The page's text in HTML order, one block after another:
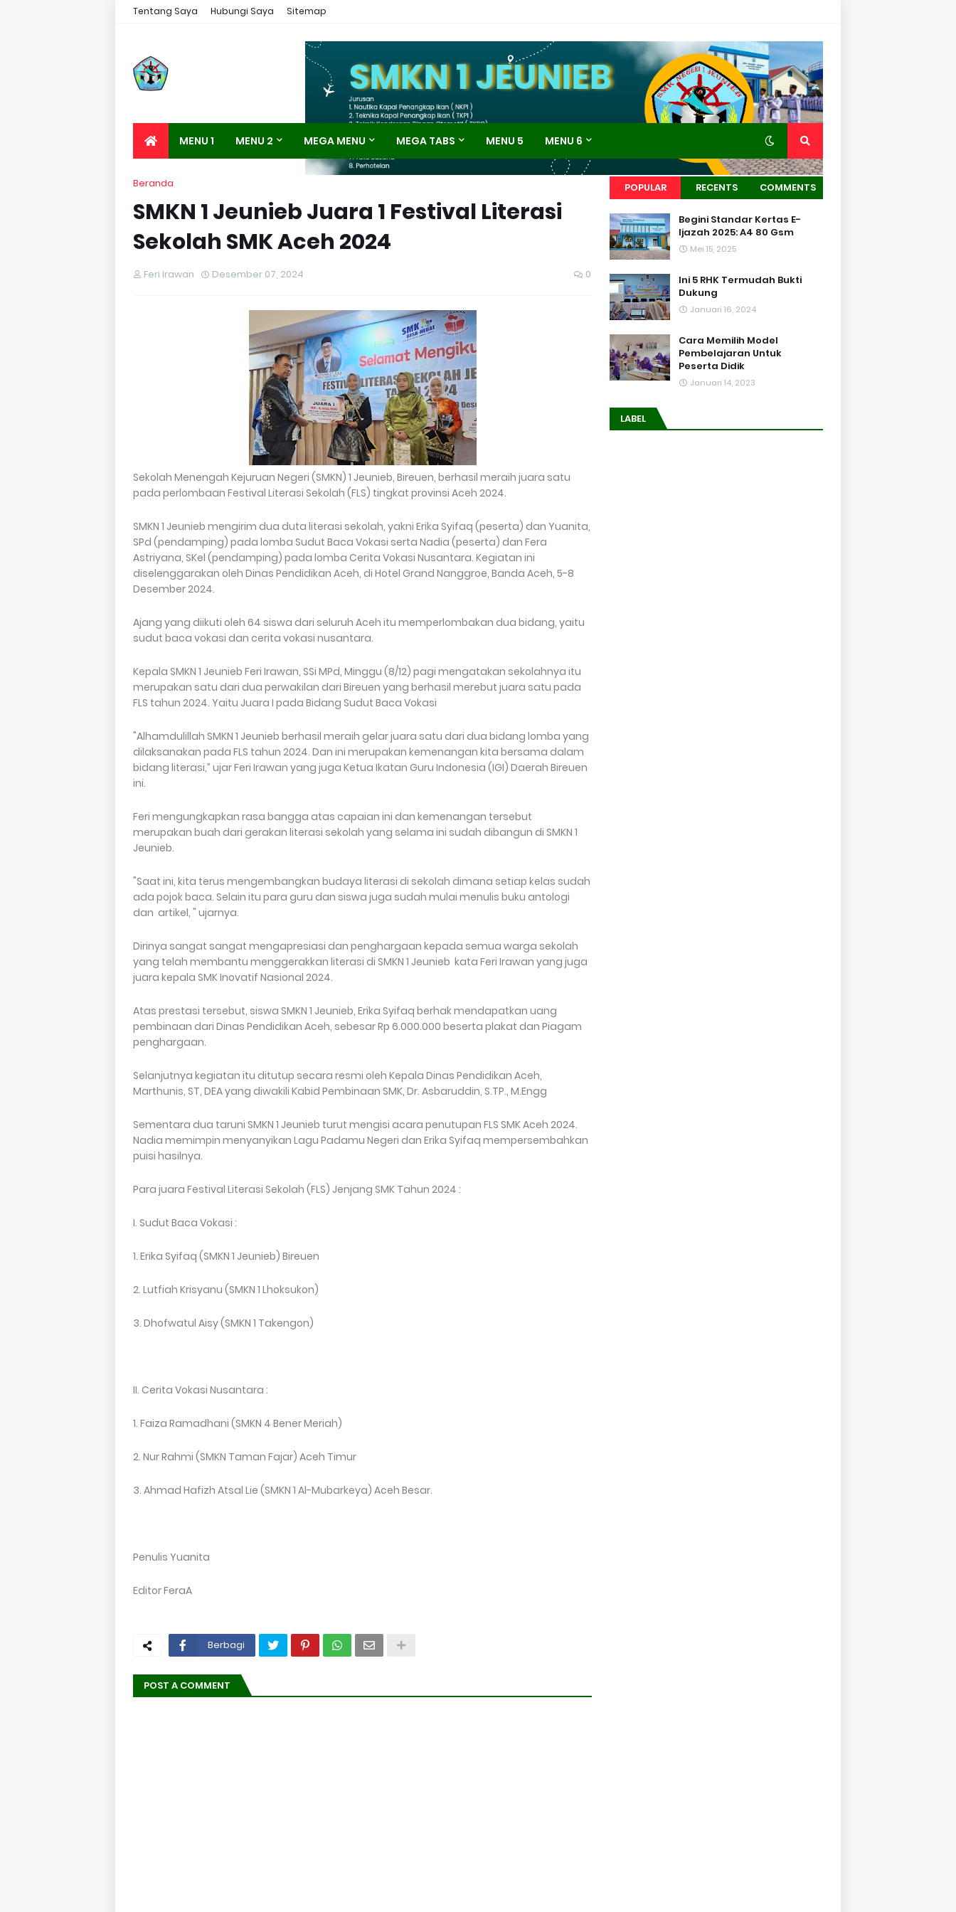
Tentang Saya Hubungi Saya Sitemap
MENU 1 MENU 2 MEGA MENU MEGA TABS MENU 5 MENU 6
Beranda
SMKN 1 Jeunieb Juara 1 Festival Literasi
Sekolah SMK Aceh 2024
Feri Irawan Desember 07, 2024 0
Sekolah Menengah Kejuruan Negeri (SMKN) 1 Jeunieb, Bireuen, berhasil meraih juara satu
pada perlombaan Festival Literasi Sekolah (FLS) tingkat provinsi Aceh 2024.
SMKN 1 Jeunieb mengirim dua duta literasi sekolah, yakni Erika Syifaq (peserta) dan Yuanita,
SPd (pendamping) pada lomba Sudut Baca Vokasi serta Nadia (peserta) dan Fera
Astriyana, SKel (pendamping) pada lomba Cerita Vokasi Nusantara. Kegiatan ini
diselenggarakan oleh Dinas Pendidikan Aceh, di Hotel Grand Nanggroe, Banda Aceh, 5-8
Desember 2024.
Ajang yang diikuti oleh 64 siswa dari seluruh Aceh itu memperlombakan dua bidang, yaitu
sudut baca vokasi dan cerita vokasi nusantara.
Kepala SMKN 1 Jeunieb Feri Irawan, SSi MPd, Minggu (8/12) pagi mengatakan sekolahnya itu
merupakan satu dari dua perwakilan dari Bireuen yang berhasil merebut juara satu pada
FLS tahun 2024. Yaitu Juara I pada Bidang Sudut Baca Vokasi
"Alhamdulillah SMKN 1 Jeunieb berhasil meraih gelar juara satu dari dua bidang lomba yang
dilaksanakan pada FLS tahun 2024. Dan ini merupakan kemenangan kita bersama dalam
bidang literasi,” ujar Feri Irawan yang juga Ketua Ikatan Guru Indonesia (IGI) Daerah Bireuen
ini.
Feri mengungkapkan rasa bangga atas capaian ini dan kemenangan tersebut
merupakan buah dari gerakan literasi sekolah yang selama ini sudah dibangun di SMKN 1
Jeunieb.
"Saat ini, kita terus mengembangkan budaya literasi di sekolah dimana setiap kelas sudah
ada pojok baca. Selain itu para guru dan siswa juga sudah mulai menulis buku antologi
dan artikel, " ujarnya.
Dirinya sangat sangat mengapresiasi dan penghargaan kepada semua warga sekolah
yang telah membantu menggerakkan literasi di SMKN 1 Jeunieb kata Feri Irawan yang juga
juara kepala SMK Inovatif Nasional 2024.
Atas prestasi tersebut, siswa SMKN 1 Jeunieb, Erika Syifaq berhak mendapatkan uang
pembinaan dari Dinas Pendidikan Aceh, sebesar Rp 6.000.000 beserta plakat dan Piagam
penghargaan.
Selanjutnya kegiatan itu ditutup secara resmi oleh Kepala Dinas Pendidikan Aceh,
Marthunis, ST, DEA yang diwakili Kabid Pembinaan SMK, Dr. Asbaruddin, S.TP., M.Engg
Sementara dua taruni SMKN 1 Jeunieb turut mengisi acara penutupan FLS SMK Aceh 2024.
Nadia memimpin menyanyikan Lagu Padamu Negeri dan Erika Syifaq mempersembahkan
puisi hasilnya.
Para juara Festival Literasi Sekolah (FLS) Jenjang SMK Tahun 2024 :
I. Sudut Baca Vokasi :
1. Erika Syifaq (SMKN 1 Jeunieb) Bireuen
2. Lutfiah Krisyanu (SMKN 1 Lhoksukon)
3. Dhofwatul Aisy (SMKN 1 Takengon)
II. Cerita Vokasi Nusantara :
1. Faiza Ramadhani (SMKN 4 Bener Meriah)
2. Nur Rahmi (SMKN Taman Fajar) Aceh Timur
3. Ahmad Hafizh Atsal Lie (SMKN 1 Al-Mubarkeya) Aceh Besar.
Penulis Yuanita
Editor FeraA
Berbagi
POST A COMMENT
POPULAR RECENTS COMMENTS
Begini Standar Kertas E-
Ijazah 2025: A4 80 Gsm
Mei 15, 2025
Ini 5 RHK Termudah Bukti
Dukung
Januari 16, 2024
Cara Memilih Model
Pembelajaran Untuk
Peserta Didik
Januari 14, 2023
LABEL